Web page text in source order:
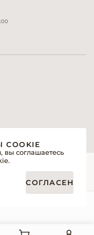
для профессионалов
участников
вы соглашаетесь
СОГЛАСЕН